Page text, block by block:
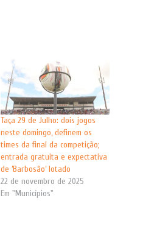
Taça 29 de Julho: dois jogos
neste domingo, definem os
times da final da competição;
entrada gratuita e expectativa
de ‘Barbosão’ lotado
22 de novembro de 2025
Em "Municípios"